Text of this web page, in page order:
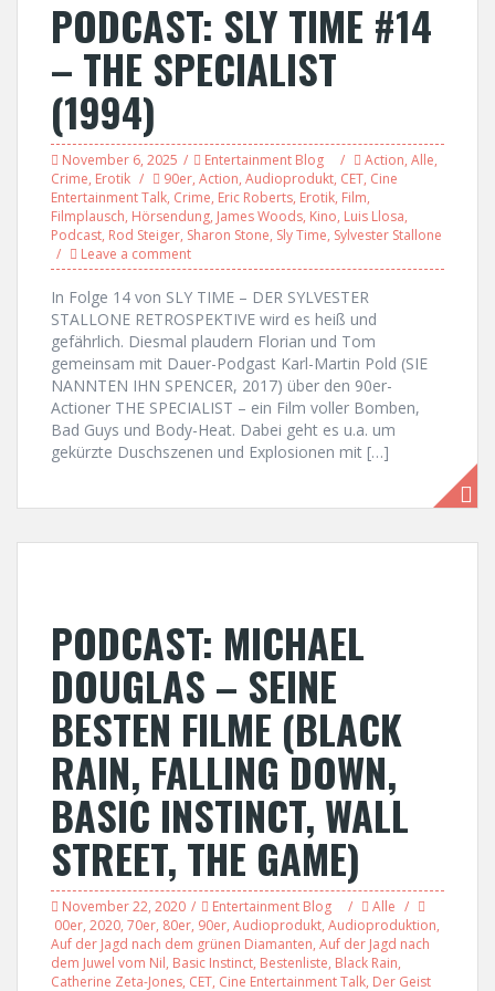
PODCAST: SLY TIME #14
– THE SPECIALIST
(1994)
November 6, 2025 Entertainment Blog Action, Alle,
Crime, Erotik 90er, Action, Audioprodukt, CET, Cine
Entertainment Talk, Crime, Eric Roberts, Erotik, Film,
Filmplausch, Hörsendung, James Woods, Kino, Luis Llosa,
Podcast, Rod Steiger, Sharon Stone, Sly Time, Sylvester Stallone
Leave a comment
In Folge 14 von SLY TIME – DER SYLVESTER
STALLONE RETROSPEKTIVE wird es heiß und
gefährlich. Diesmal plaudern Florian und Tom
gemeinsam mit Dauer-Podgast Karl-Martin Pold (SIE
NANNTEN IHN SPENCER, 2017) über den 90er-
Actioner THE SPECIALIST – ein Film voller Bomben,
Bad Guys und Body-Heat. Dabei geht es u.a. um
gekürzte Duschszenen und Explosionen mit […]
PODCAST: MICHAEL
DOUGLAS – SEINE
BESTEN FILME (BLACK
RAIN, FALLING DOWN,
BASIC INSTINCT, WALL
STREET, THE GAME)
November 22, 2020 Entertainment Blog
Alle
00er, 2020, 70er, 80er, 90er, Audioprodukt, Audioproduktion,
Auf der Jagd nach dem grünen Diamanten, Auf der Jagd nach
dem Juwel vom Nil, Basic Instinct, Bestenliste, Black Rain,
Catherine Zeta-Jones, CET, Cine Entertainment Talk, Der Geist